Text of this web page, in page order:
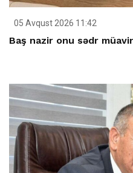
05 Avqust 2026 11:42
Baş nazir onu sədr